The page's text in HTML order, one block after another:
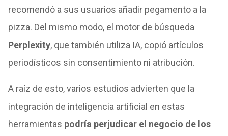
recomendó a sus usuarios añadir pegamento a la
pizza. Del mismo modo, el motor de búsqueda
Perplexity, que también utiliza IA, copió artículos
periodísticos sin consentimiento ni atribución.
A raíz de esto, varios estudios advierten que la
integración de inteligencia artificial en estas
herramientas podría perjudicar el negocio de los